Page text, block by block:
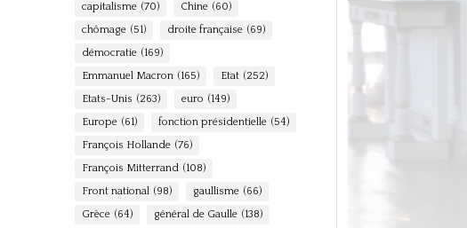
capitalisme (70) Chine (60)
chômage (51) droite française (69)
démocratie (169)
Emmanuel Macron (165) Etat (252)
Etats-Unis (263) euro (149)
Europe (61) fonction présidentielle (54)
François Hollande (76)
François Mitterrand (108)
Front national (98) gaullisme (66)
Grèce (64) général de Gaulle (138)